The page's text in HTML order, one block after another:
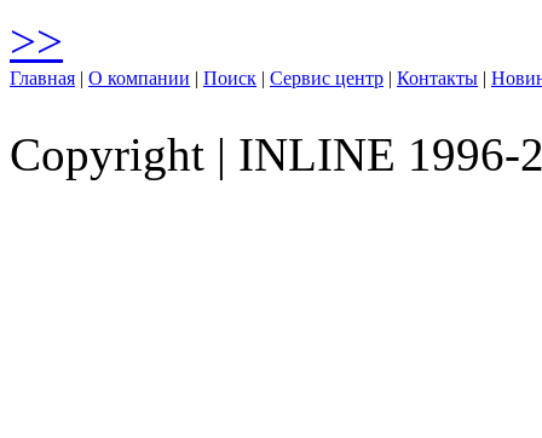
>>
Главная | О компании | Поиск | Сервис центр | Контакты |
Copyright | INLINE 1996-